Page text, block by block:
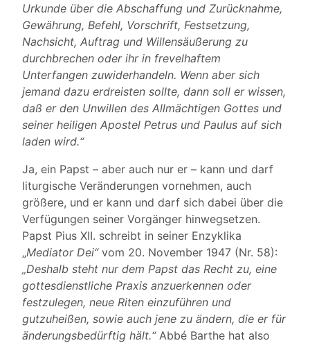
Urkunde über die Abschaffung und Zurücknahme,
Gewährung, Befehl, Vorschrift, Festsetzung,
Nachsicht, Auftrag und Willensäußerung zu
durchbrechen oder ihr in frevelhaftem
Unterfangen zuwiderhandeln. Wenn aber sich
jemand dazu erdreisten sollte, dann soll er wissen,
daß er den Unwillen des Allmächtigen Gottes und
seiner heiligen Apostel Petrus und Paulus auf sich
laden wird.“
Ja, ein Papst – aber auch nur er – kann und darf
liturgische Veränderungen vornehmen, auch
größere, und er kann und darf sich dabei über die
Verfügungen seiner Vorgänger hinwegsetzen.
Papst Pius XII. schreibt in seiner Enzyklika
„Mediator Dei“vom 20. November 1947 (Nr. 58):
„Deshalb steht nur dem Papst das Recht zu, eine
gottesdienstliche Praxis anzuerkennen oder
festzulegen, neue Riten einzuführen und
gutzuheißen, sowie auch jene zu ändern, die er für
änderungsbedürftig hält.“Abbé Barthe hat also